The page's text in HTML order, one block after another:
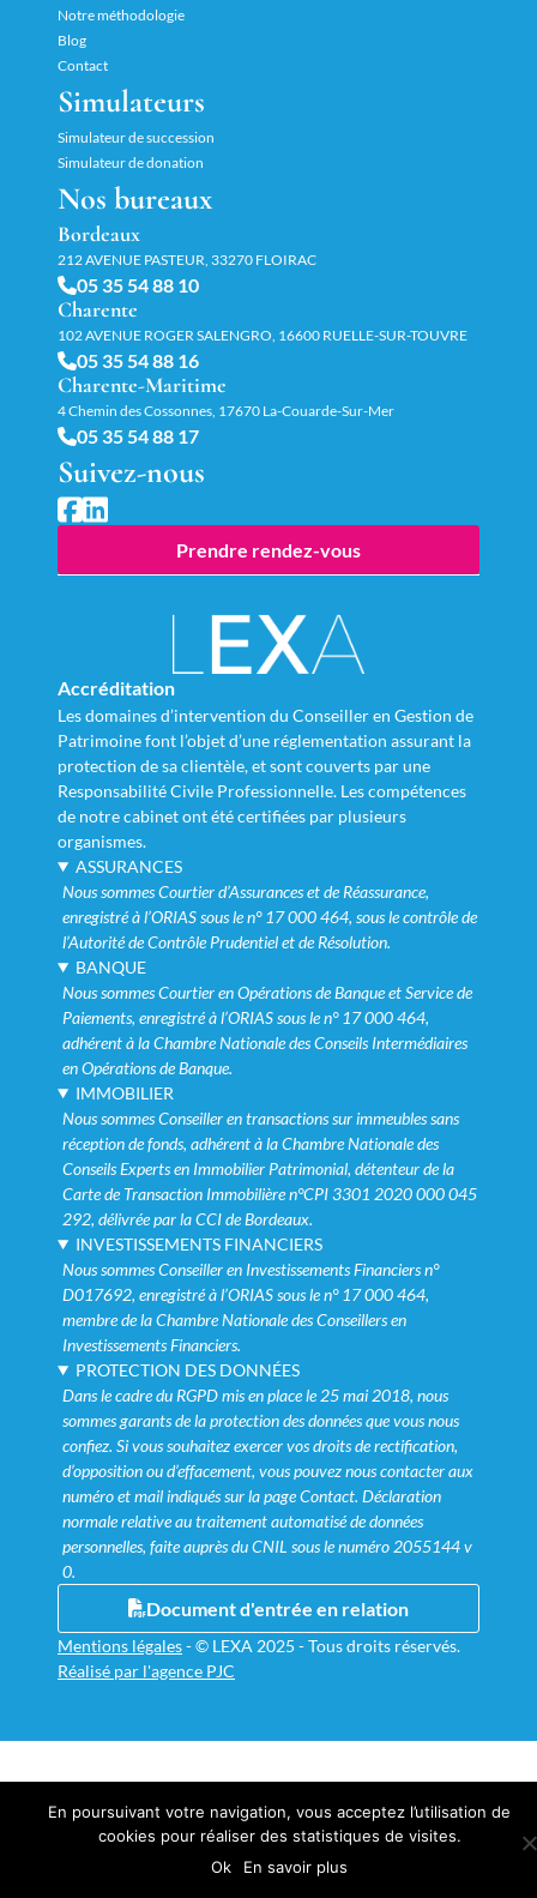
Notre méthodologie
Blog
Contact
Simulateurs
Simulateur de succession
Simulateur de donation
Nos bureaux
Bordeaux
212 AVENUE PASTEUR, 33270 FLOIRAC
05 35 54 88 10
Charente
102 AVENUE ROGER SALENGRO, 16600 RUELLE-SUR-TOUVRE
05 35 54 88 16
Charente-Maritime
4 Chemin des Cossonnes, 17670 La-Couarde-Sur-Mer
05 35 54 88 17
Suivez-nous
Prendre rendez-vous
Accréditation
Les domaines d’intervention du Conseiller en Gestion de
Patrimoine font l’objet d’une réglementation assurant la
protection de sa clientèle, et sont couverts par une
Responsabilité Civile Professionnelle. Les compétences
de notre cabinet ont été certifiées par plusieurs
organismes.
ASSURANCES
Nous sommes Courtier d’Assurances et de Réassurance,
enregistré à l’ORIAS sous le n° 17 000 464, sous le contrôle de
l’Autorité de Contrôle Prudentiel et de Résolution.
BANQUE
Nous sommes Courtier en Opérations de Banque et Service de
Paiements, enregistré à l’ORIAS sous le n° 17 000 464,
adhérent à la Chambre Nationale des Conseils Intermédiaires
en Opérations de Banque.
IMMOBILIER
Nous sommes Conseiller en transactions sur immeubles sans
réception de fonds, adhérent à la Chambre Nationale des
Conseils Experts en Immobilier Patrimonial, détenteur de la
Carte de Transaction Immobilière n°CPI 3301 2020 000 045
292, délivrée par la CCI de Bordeaux.
INVESTISSEMENTS FINANCIERS
Nous sommes Conseiller en Investissements Financiers n°
D017692, enregistré à l’ORIAS sous le n° 17 000 464,
membre de la Chambre Nationale des Conseillers en
Investissements Financiers.
PROTECTION DES DONNÉES
Dans le cadre du RGPD mis en place le 25 mai 2018, nous
sommes garants de la protection des données que vous nous
confiez. Si vous souhaitez exercer vos droits de rectification,
d’opposition ou d’effacement, vous pouvez nous contacter aux
numéro et mail indiqués sur la page Contact. Déclaration
normale relative au traitement automatisé de données
personnelles, faite auprès du CNIL sous le numéro 2055144 v
0.
Document d'entrée en relation
Mentions légales-© LEXA 2025 - Tous droits réservés.
Réalisé par l'agence PJC
En poursuivant votre navigation, vous acceptez l’utilisation de
cookies pour réaliser des statistiques de visites.
Ok
En savoir plus